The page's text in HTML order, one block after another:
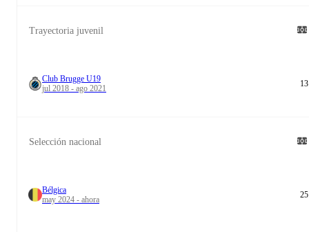
Trayectoria juvenil
Club Brugge U19
jul 2018 - ago 2021
13
Selección nacional
Bélgica
may 2024 - ahora
25